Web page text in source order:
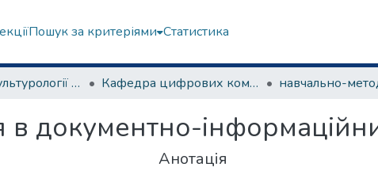
Пошук за критеріями Статистика
Факультет культурології та соціальних комунікацій Кафедра цифрових комунікацій та інформаційних технологій
в документно-
Анотація